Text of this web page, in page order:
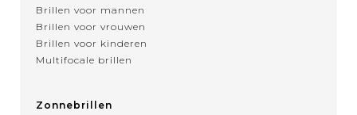
Brillen voor mannen
Brillen voor vrouwen
Brillen voor kinderen
Multifocale brillen
Zonnebrillen